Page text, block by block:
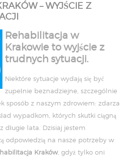
– WYJŚCIE Z
Rehabilitacja w
Krakowie to wyjście z
trudnych sytuacji.
Niektóre sytuacje wydają się być
zupełnie beznadziejne, szczególnie
sposób z naszym zdrowiem: zdarza
wypadkom, których skutki ciągną
długie lata. Dzisiaj jestem
odpowiedzią na nasze potrzeby w
Kraków, gdyż tylko oni